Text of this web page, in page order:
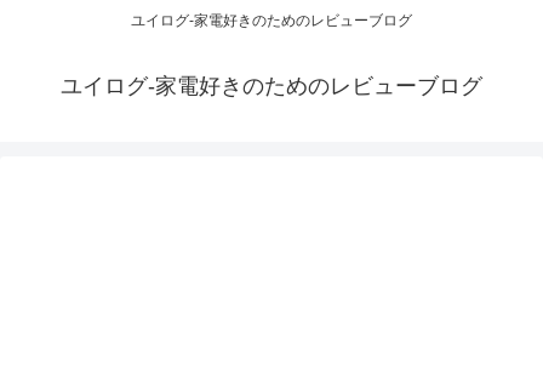
ユイログ-家電好きのためのレビューブログ
ユイログ-家電好きのためのレビューブログ